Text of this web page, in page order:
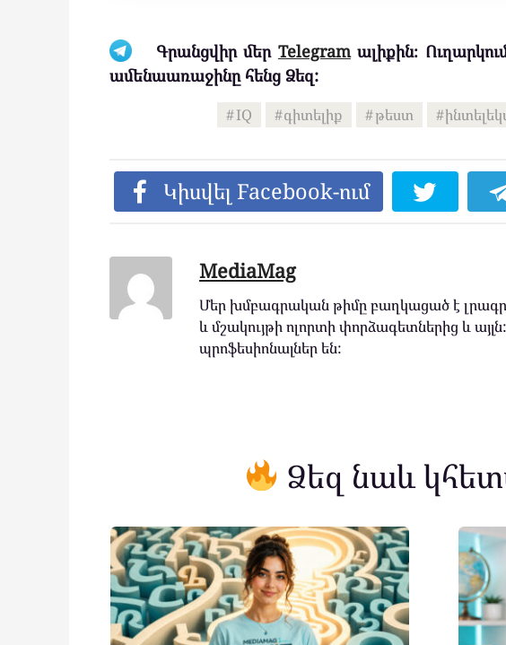
Գրանցվիր մեր Telegramալիքին։
ամենաառաջինը հենց Ձեզ:
IQ գիտելիք թեստ
Կիսվել Facebook-ում
MediaMag
Մեր խմբագրական թիմը բաղկացած է
և մշակույթի ոլորտի փորձագետներից և
պրոֆեսիոնալներ են:
Ձեզ նաև